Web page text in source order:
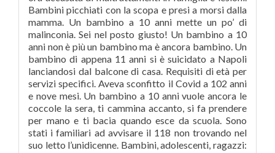
Bambini picchiati con la scopa e presi a morsi dalla
mamma. Un bambino a 10 anni mette un po’ di
malinconia. Sei nel posto giusto! Un bambino a 10
anni non è più un bambino ma è ancora bambino. Un
bambino di appena 11 anni si è suicidato a Napoli
lanciandosi dal balcone di casa. Requisiti di età per
servizi specifici. Aveva sconfitto il Covid a 102 anni
e nove mesi. Un bambino a 10 anni vuole ancora le
coccole la sera, ti cammina accanto, si fa prendere
per mano e ti bacia quando esce da scuola. Sono
stati i familiari ad avvisare il 118 non trovando nel
suo letto l’unidicenne. Bambini, adolescenti, ragazzi: